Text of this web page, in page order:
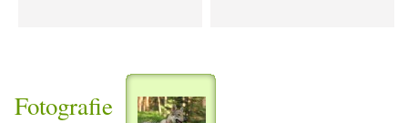
Fotografie